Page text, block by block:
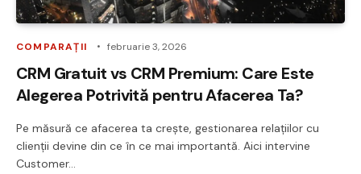
COMPARAȚII februarie 3, 2026
CRM Gratuit vs CRM Premium: Care Este
Alegerea Potrivită pentru Afacerea Ta?
Pe măsură ce afacerea ta crește, gestionarea relațiilor cu
clienții devine din ce în ce mai importantă. Aici intervine
Customer…